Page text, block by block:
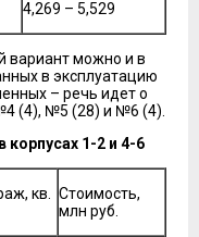
4,269 – 5,529
вариант можно и в
в эксплуатацию
– речь идет о
(4), №5 (28) и №6 (4).
1-2 и 4-6
кв.
Стоимость,
млн руб.